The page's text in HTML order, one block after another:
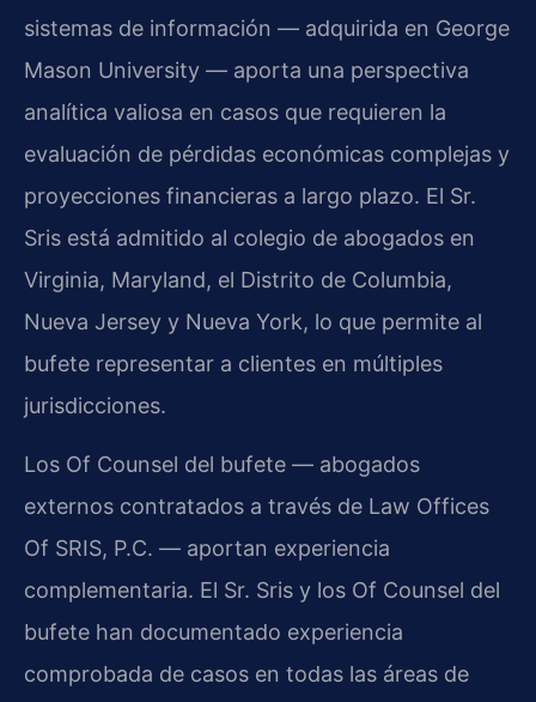
sistemas de información — adquirida en George
Mason University — aporta una perspectiva
analítica valiosa en casos que requieren la
evaluación de pérdidas económicas complejas y
proyecciones financieras a largo plazo. El Sr.
Sris está admitido al colegio de abogados en
Virginia, Maryland, el Distrito de Columbia,
Nueva Jersey y Nueva York, lo que permite al
bufete representar a clientes en múltiples
jurisdicciones.
Los Of Counsel del bufete — abogados
externos contratados a través de Law Offices
Of SRIS, P.C. — aportan experiencia
complementaria. El Sr. Sris y los Of Counsel del
bufete han documentado experiencia
comprobada de casos en todas las áreas de